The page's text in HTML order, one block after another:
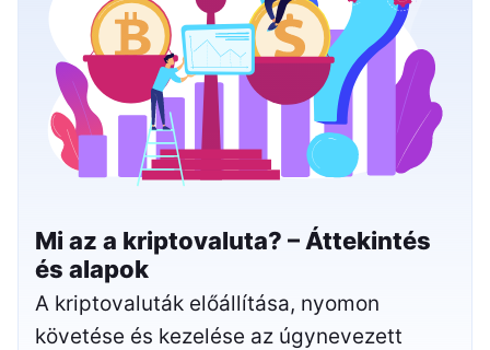
Mi az a kriptovaluta? – Áttekintés
és alapok
A kriptovaluták előállítása, nyomon
követése és kezelése az úgynevezett